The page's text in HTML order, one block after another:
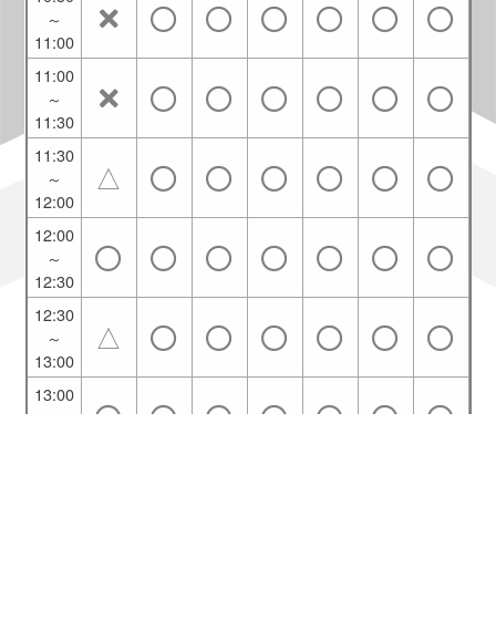
～
11:00
11:00
～
11:30
11:30
～
12:00
△
12:00
～
12:30
12:30
～
13:00
△
13:00